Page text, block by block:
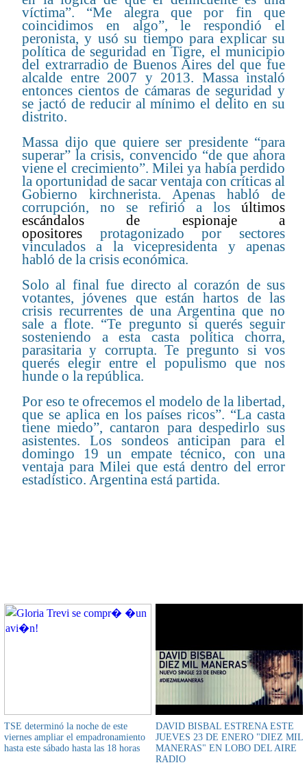
víctima”. “Me alegra que por fin que
coincidimos en algo”, le respondió el
peronista, y usó su tiempo para explicar su
política de seguridad en Tigre, el municipio
del extrarradio de Buenos Aires del que fue
alcalde entre 2007 y 2013. Massa instaló
entonces cientos de cámaras de seguridad y
se jactó de reducir al mínimo el delito en su
distrito.
Massa dijo que quiere ser presidente “para
superar” la crisis, convencido “de que ahora
viene el crecimiento”. Milei ya había perdido
la oportunidad de sacar ventaja con críticas al
Gobierno kirchnerista. Apenas habló de
corrupción, no se refirió a los últimos
escándalos de espionaje a
opositores protagonizado por sectores
vinculados a la vicepresidenta y apenas
habló de la crisis económica.
Solo al final fue directo al corazón de sus
votantes, jóvenes que están hartos de las
crisis recurrentes de una Argentina que no
sale a flote. “Te pregunto si querés seguir
sosteniendo a esta casta política chorra,
parasitaria y corrupta. Te pregunto si vos
querés elegir entre el populismo que nos
hunde o la república.
Por eso te ofrecemos el modelo de la libertad,
que se aplica en los países ricos”. “La casta
tiene miedo”, cantaron para despedirlo sus
asistentes. Los sondeos anticipan para el
domingo 19 un empate técnico, con una
ventaja para Milei que está dentro del error
estadístico. Argentina está partida.
TSE determinó la noche de este
viernes ampliar el empadronamiento
hasta este sábado hasta las 18 horas
DAVID BISBAL ESTRENA ESTE
JUEVES 23 DE ENERO "DIEZ MIL
MANERAS" EN LOBO DEL AIRE
RADIO